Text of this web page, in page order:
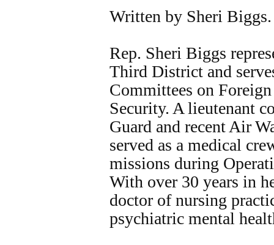
Written by Sheri Biggs.
Rep. Sheri Biggs
Third District and
Committees on
Security. A lieutenant
Guard and recent Air
served as a medical
missions during
With over 30 years in
doctor of nursing
psychiatric mental